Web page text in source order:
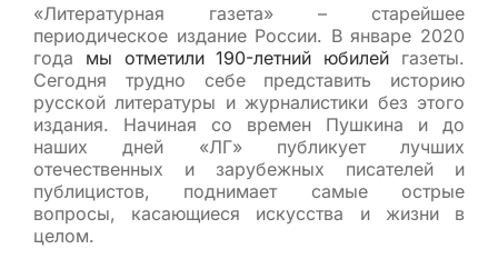
«Литературная газета» – старейшее
периодическое издание России. В январе 2020
года мы отметили 190-летний юбилей газеты.
Сегодня трудно себе представить историю
русской литературы и журналистики без этого
издания. Начиная со времен Пушкина и до
наших дней «ЛГ» публикует лучших
отечественных и зарубежных писателей и
публицистов, поднимает самые острые
вопросы, касающиеся искусства и жизни в
целом.